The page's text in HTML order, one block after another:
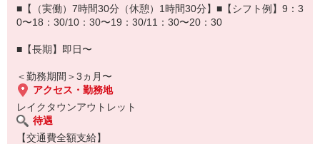
・商品の検品、品出し、レイアウト、店舗の清掃、その他雑務など
■【勤務時の服装】
■【シフトについて】
■【（実働）7時間30分（休憩）1時間30分】■【シフト例】9：3
0〜18：30/10：30〜19：30/11：30〜20：30
■【長期】即日〜
＜勤務期間＞3ヵ月〜
アクセス・勤務地
レイクタウンアウトレット
待遇
【交通費全額支給】